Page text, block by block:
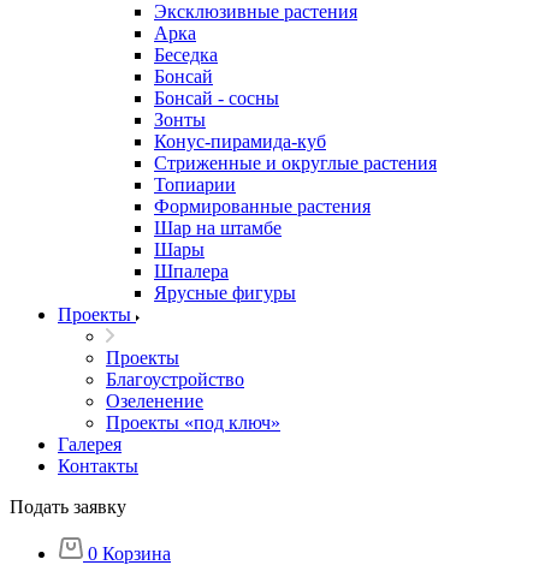
Эксклюзивные растения
Арка
Беседка
Бонсай
Бонсай - сосны
Зонты
Конус-пирамида-куб
Стриженные и округлые растения
Топиарии
Формированные растения
Шар на штамбе
Шары
Шпалера
Ярусные фигуры
Проекты
Проекты
Благоустройство
Озеленение
Проекты «под ключ»
Галерея
Контакты
Подать заявку
0 Корзина